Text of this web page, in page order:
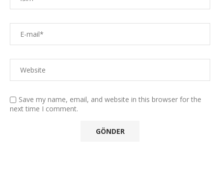
Save my name, email, and website in this browser for the
next time I comment.